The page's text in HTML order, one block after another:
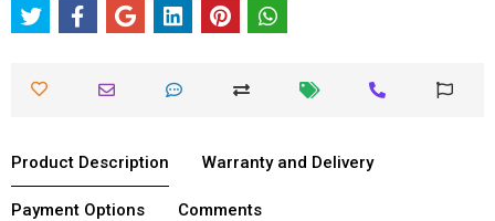
Product Description Warranty and Delivery
Payment Options Comments